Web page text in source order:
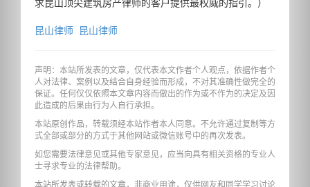
昆山律师 昆山律师
声明：本站所发表的文章，仅代表本文作者个人观点，依据作者个
人对法律、案例以及结合自身经验而形成，不对其准确性做完全的
保证。任何仅仅依照本文章内容而做出的作为或不作为的决定及因
此造成的后果由行为人自行承担。
本站原创作品，转载须经本站作者本人同意。不允许通过复制等方
式全部或部分的方式于其他网站或微信账号中的再次发表。
如您需要法律意见或其他专家意见，应当向具有相关资格的专业人
士寻求专业的法律帮助。
本站所发表或转载的文章，非商业用途，仅供网友和同学学习讨论